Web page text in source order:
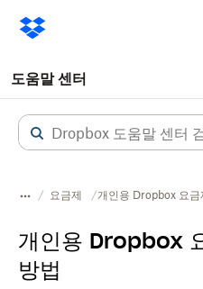
도움말 센터
요금제 개인용 Dropbox 요금
개인용 Dropbox
방법